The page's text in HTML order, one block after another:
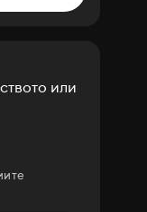
или